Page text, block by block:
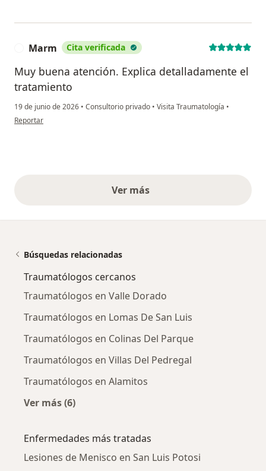
Marm Cita verificada
Muy buena atención. Explica detalladamente el
tratamiento
19 de junio de 2026 • Consultorio privado • Visita Traumatología •
en opinión del usuario Marm
Reportar
Ver másopiniones anteriores
Búsquedas relacionadas
Traumatólogos cercanos
Traumatólogos en Valle Dorado
Traumatólogos en Lomas De San Luis
Traumatólogos en Colinas Del Parque
Traumatólogos en Villas Del Pedregal
Traumatólogos en Alamitos
Ver más (6)
Enfermedades más tratadas
Lesiones de Menisco en San Luis Potosi